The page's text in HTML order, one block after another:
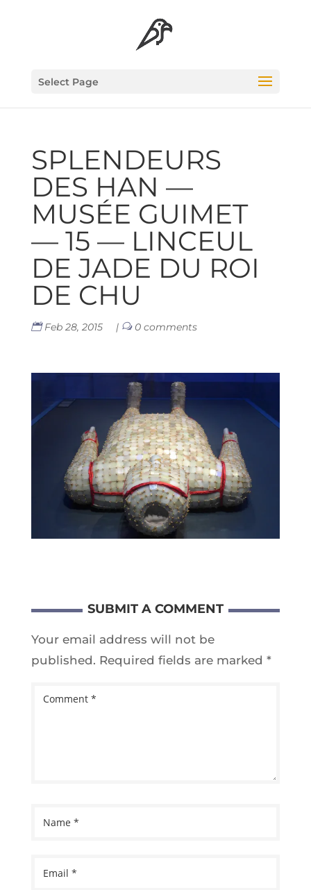
Select Page
SPLEN­DEURS
DES HAN —
MUSÉE GUI­MET
— 15 — LIN­CEUL
DE JADE DU ROI
DE CHU
Feb 28, 2015 | 0 comments
SUBMIT A COMMENT
Your email address will not be
published. Required fields are marked *